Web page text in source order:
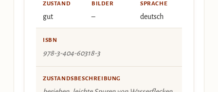
ZUSTAND
gut
BILDER
–
SPRACHE
deutsch
ISBN
978-3-404-60318-3
ZUSTANDSBESCHREIBUNG